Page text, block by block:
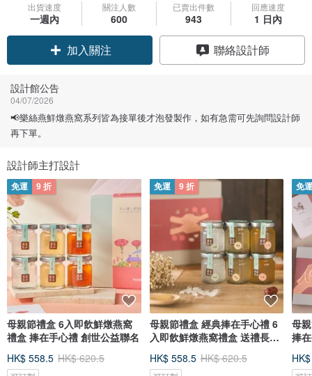
出貨速度
一週內
關注人數
600
已賣出件數
943
回應速度
1 日內
領優惠券
聯絡設計師
設計館公告
04/07/2026
📢樂絲燕鮮燉燕窩系列皆為接單後才泡發製作，如有急需可先詢問設計師
再下單。
設計師主打設計
免運 9 折
母親節禮盒 6入即飲鮮燉燕窩
禮盒 捧在手心禮 創世公益聯名
HK$ 558.5 HK$ 620.5
免運 9 折
母親節禮盒 經典捧在手心禮 6
入即飲鮮燉燕窩禮盒 送禮長輩
HK$ 558.5 HK$ 620.5
免
母
捧